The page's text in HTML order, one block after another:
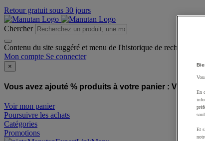
Retour gratuit sous 30 jours
Chercher
Contenu du site suggéré et menu de l'historique de recherche
Mon compte Se connecter
×
Vous avez ajouté % produits à votre panier : Vous
Voir mon panier
Poursuivre les achats
Catégories
Promotions
En
Et